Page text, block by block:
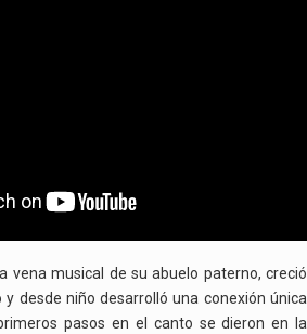
vena musical de su abuelo paterno, creció
desde niño desarrolló una conexión única
pasos en el canto se dieron en la